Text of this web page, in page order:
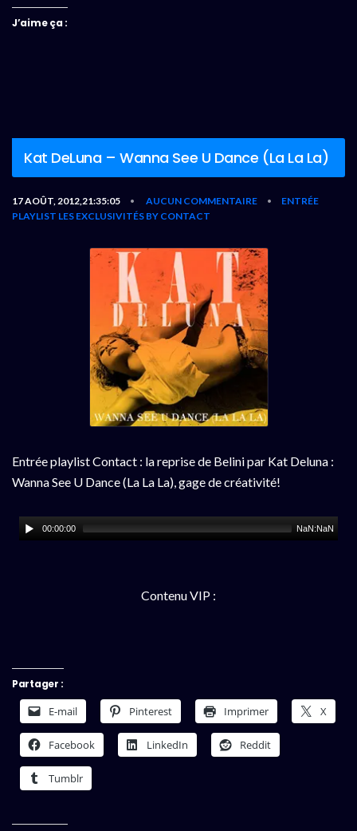
J’aime ça :
Kat DeLuna – Wanna See U Dance (La La La)
17 AOÛT, 2012,21:35:05 • AUCUN COMMENTAIRE •
ENTRÉE
PLAYLIST LES EXCLUSIVITÉS BY CONTACT
Entrée playlist Contact : la reprise de Belini par Kat Deluna :
Wanna See U Dance (La La La), gage de créativité!
00:00:00 NaN:NaN
Contenu VIP :
Partager :
E-mail Pinterest Imprimer X
Facebook LinkedIn Reddit
Tumblr